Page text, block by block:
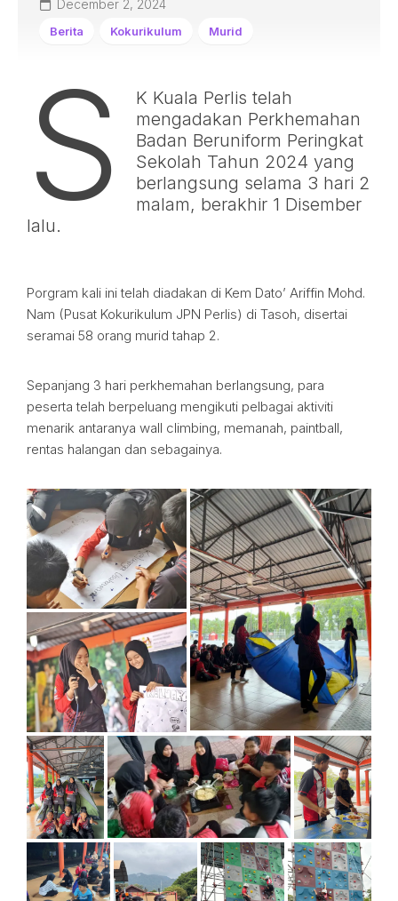
December 2, 2024
Berita Kokurikulum Murid
S
K Kuala Perlis telah
mengadakan Perkhemahan
Badan Beruniform Peringkat
Sekolah Tahun 2024 yang
berlangsung selama 3 hari 2
malam, berakhir 1 Disember
lalu.
Porgram kali ini telah diadakan di Kem Dato’ Ariffin Mohd.
Nam (Pusat Kokurikulum JPN Perlis) di Tasoh, disertai
seramai 58 orang murid tahap 2.
Sepanjang 3 hari perkhemahan berlangsung, para
peserta telah berpeluang mengikuti pelbagai aktiviti
menarik antaranya wall climbing, memanah, paintball,
rentas halangan dan sebagainya.